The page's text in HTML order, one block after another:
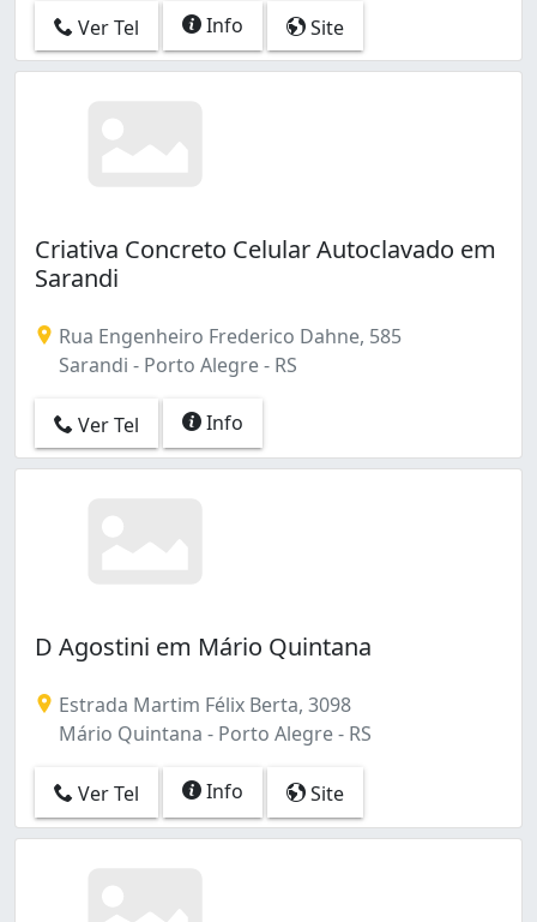
Ver Tel Info Site
Criativa Concreto Celular Autoclavado em
Sarandi
Rua Engenheiro Frederico Dahne, 585
Sarandi - Porto Alegre - RS
Ver Tel Info
D Agostini em Mário Quintana
Estrada Martim Félix Berta, 3098
Mário Quintana - Porto Alegre - RS
Ver Tel Info Site